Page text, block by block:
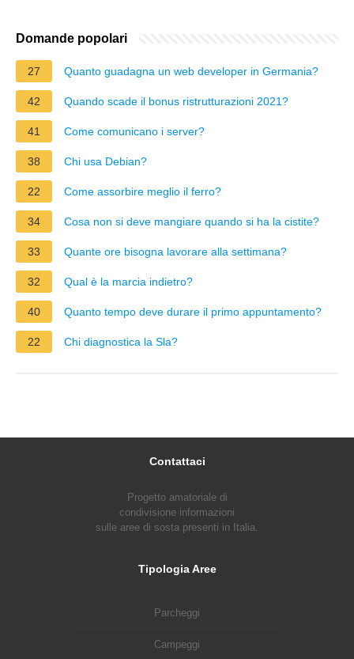
Domande popolari
27 Quanto guadagna un web developer in Germania?
42 Quando scade il bonus ristrutturazioni 2021?
41 Come comunicano i server?
38 Chi usa Debian?
22 Come assorbire meglio il ferro?
34 Cosa non si deve mangiare quando si ha la cistite?
33 Quante ore bisogna lavorare alla settimana?
32 Qual è la marcia indietro?
40 Quanto tempo deve durare il primo appuntamento?
22 Chi diagnostica la Sla?
Contattaci
Progetto amatoriale di
condivisione informazioni
sulle aree di sosta presenti in Italia.
Tipologia Aree
Parcheggi
Campeggi